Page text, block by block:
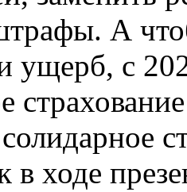
А
ущерб, с
в ходе